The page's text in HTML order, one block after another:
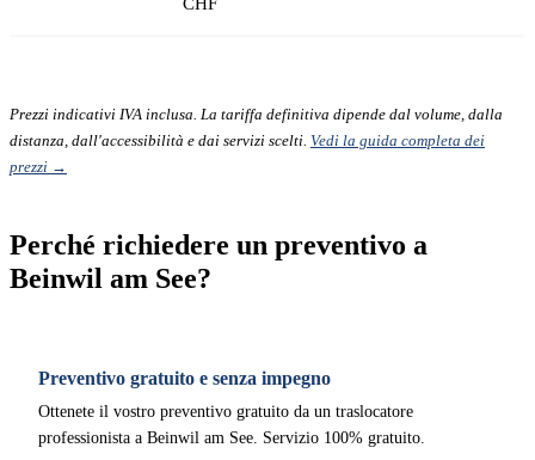
Prezzi indicativi IVA inclusa. La tariffa definitiva dipende dal volume, dalla
distanza, dall'accessibilità e dai servizi scelti. Vedi la guida completa dei
prezzi →
Perché richiedere un preventivo a
Beinwil am See?
Preventivo gratuito e senza impegno
Ottenete il vostro preventivo gratuito da un traslocatore
professionista a Beinwil am See. Servizio 100% gratuito.